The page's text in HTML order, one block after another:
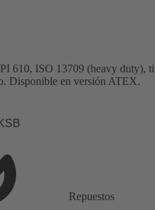
610, ISO 13709 (heavy duty),
Disponible en versión ATEX.
Repuestos